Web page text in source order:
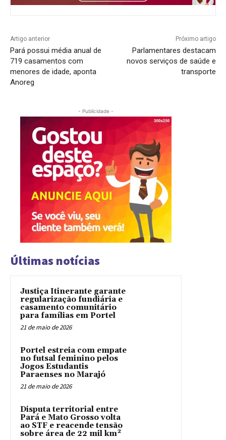
Artigo anterior
Pará possui média anual de
719 casamentos com
menores de idade, aponta
Anoreg
Próximo artigo
Parlamentares destacam
novos serviços de saúde e
transporte
- Publicidade -
Últimas notícias
Justiça Itinerante garante
regularização fundiária e
casamento comunitário
para famílias em Portel
21 de maio de 2026
Portel estreia com empate
no futsal feminino pelos
Jogos Estudantis
Paraenses no Marajó
21 de maio de 2026
Disputa territorial entre
Pará e Mato Grosso volta
ao STF e reacende tensão
sobre área de 22 mil km²